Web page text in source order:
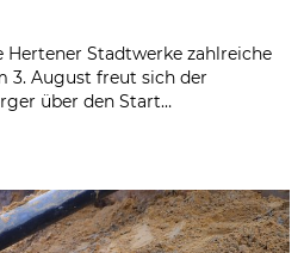
Hertener Stadtwerke zahlreiche
3. August freut sich der
über den Start…